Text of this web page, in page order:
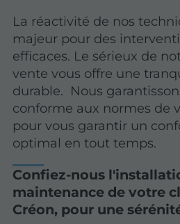
La réactivité de nos
majeur pour des
efficaces. Le sérieux de
vente vous offre une
durable. Nous
conforme aux normes de
pour vous garantir un
optimal en tout temps.
Confiez-nous
maintenance de votre
Créon, pour une